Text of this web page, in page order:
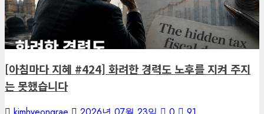
게재된 글
아침마다 지혜
[아침마다 지혜 #424] 화려한 경력도 노후를 지켜 주지
는 못했습니다